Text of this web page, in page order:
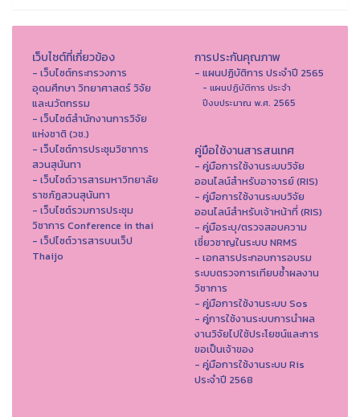
เว็บไซต์ที่เกี่ยวข้อง
- เว็บไซต์กระทรวงการ
อุดมศึกษา วิทยาศาสตร์ วิจัย
และนวัตกรรม
- เว็บไซต์สำนักงานการวิจัย
แห่งชาติ (วช.)
- เว็บไซต์การประชุมวิชาการ
สวนสุนันทา
- เว็บไซต์วารสารมหาวิทยาลัย
ราชภัฏสวนสุนันทา
- เว็บไซต์รวมการประชุม
วิชาการ Conference in thai
- เว็ปไซต์วารสารบนเว็ป
Thaijo
การประกันคุณภาพ
- แผนปฏิบัติการ ประจำปี 2565
- แผนปฏิบัติการ ประจำ
ปีงบประมาณ พ.ศ. 2565
คู่มือใช้งานสารสนเทศ
- คู่มือการใช้งานระบบวิจัย
ออนไลน์สำหรับอาจารย์ (RIS)
- คู่มือการใช้งานระบบวิจัย
ออนไลน์สำหรับเจ้าหน้าที่ (RIS)
- คู่มือระบุ/ตรวจสอบความ
เชี่ยวชาญในระบบ NRMS
- เอกสารประกอบการอบรม
ระบบตรวจการเทียบซ้ำผลงาน
วิชาการ
- คู่มือการใช้งานระบบ Sos
- คู่การใช้งานระบบการนำผล
งานวิจัยไปใช้ประโยชน์และการ
ขอเป็นเจ้าของ
- คู่มือการใช้งานระบบ Ris
ประจำปี 2568